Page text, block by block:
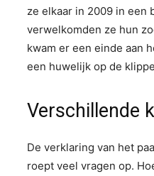
ze elkaar in 2009 in een
verwelkomden ze hun
kwam er een einde aan
een huwelijk op de
Verschillende
De verklaring van het
roept veel vragen op.